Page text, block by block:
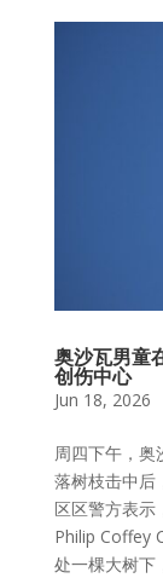
奥沙瓦男童
创伤中心
Jun 18, 2026
周四下午，奥
落树枝击中后
区区警方表
Philip Coffey
处一棵大树下